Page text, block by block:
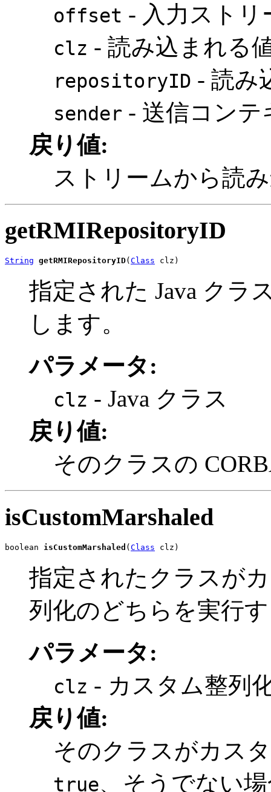
offset - 入力ストリ
clz - 読み込まれる
repositoryID - 読み
sender - 送信コンテ
戻り値:
ストリームから読
getRMIRepositoryID
String getRMIRepositoryID( Class clz)
指定された Java クラ
します。
パラメータ:
clz - Java クラス
戻り値:
そのクラスの
isCustomMarshaled
boolean isCustomMarshaled (Class clz)
指定されたクラスが
列化のどちらを実行
パラメータ:
clz - カスタム整列
戻り値:
そのクラスがカス
true、そうでない